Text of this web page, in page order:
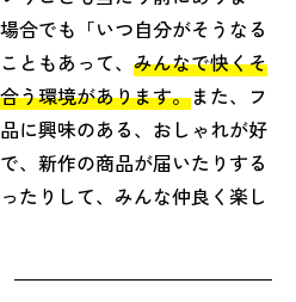
合でも「いつ自分がそうなる
ともあって、 みんなで快くそ
う環境があります。また、フ
に興味のある、おしゃれが好
、新作の商品が届いたりする
たりして、みんな仲良く楽し